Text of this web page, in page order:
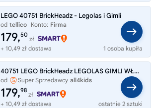
LEGO 40751 BrickHeadz - Legolas i Gimli
od tellico Konto: Firma
179,50
zł
+ 10,49 zł dostawa
1 osoba kupiła
40751 LEGO BrickHeadz LEGOLAS GIMLI WŁADCA PIERŚCIENI NAKLEJKI LEGO GRATIS
od Super Sprzedawcy all4kids
179,98
zł
+ 10,49 zł dostawa
ostatnie 2 sztuki